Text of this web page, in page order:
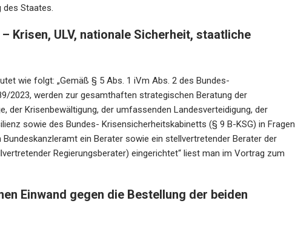
des Staates.
Krisen, ULV, nationale Sicherheit, staatliche
wie folgt: „Gemäß § 5 Abs. 1 iVm Abs. 2 des Bundes-
2023, werden zur gesamthaften strategischen Beratung der
der Krisenbewältigung, der umfassenden Landesverteidigung, der
sowie des Bundes- Krisensicherheitskabinetts (§ 9 B-KSG) in Fragen
ein Berater sowie ein stellvertretender Berater der
Regierungsberater) eingerichtet“ liest man im Vortrag zum
Einwand gegen die Bestellung der beiden